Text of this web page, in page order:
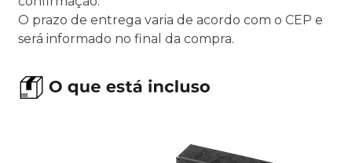
O prazo de entrega varia de acordo com o CEP e
será informado no final da compra.